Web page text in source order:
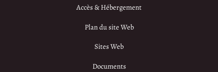
Accès & Hébergement
Plan du site Web
Sites Web
Documents